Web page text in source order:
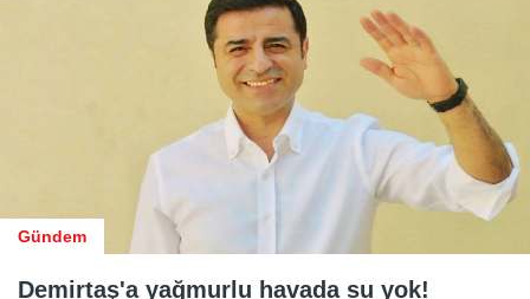
Gündem
Demirtaş'a yağmurlu havada su yok!